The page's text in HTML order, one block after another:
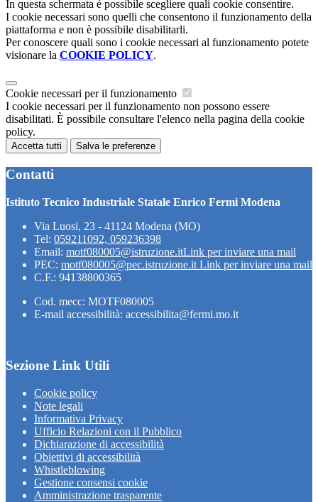
In questa schermata è possibile scegliere quali cookie consentire.
I cookie necessari sono quelli che consentono il funzionamento della
piattaforma e non è possibile disabilitarli.
Per conoscere quali sono i cookie necessari al funzionamento potete
visionare la COOKIE POLICY.
Cookie necessari per il funzionamento
I cookie necessari per il funzionamento non possono essere
disabilitati. È possibile consultare l'elenco nella pagina della cookie
policy.
Accetta tutti Salva le preferenze
Contatti
Istituto Tecnico Industriale Statale Enrico Fermi Modena
Via Luosi, 23 - 41124 Modena (MO)
Tel: 059211092, 059236398
Email: motf080005@istruzione.itLink per inviare una mail
PEC: motf080005@pec.istruzione.it Link per inviare una mail
C.F.: 94138800365
Cod. mecc: MOTF080005
E-mail accessibilità: accessibilita@fermi.mo.it
Sezione Link Utili
Cookie policy
Note legali
Informativa Privacy
Ufficio Relazioni con il Pubblico
Dichiarazione di accessibilità
Obiettivi di accessibilità
Whistleblowing
Gestione consensi cookie
Amministrazione trasparente